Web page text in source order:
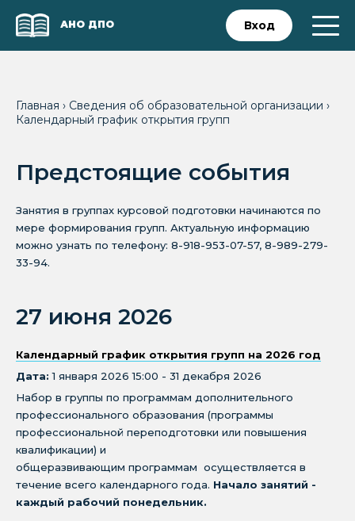
АНО ДПО Вход
Главная › Сведения об образовательной организации ›
Календарный график открытия групп
Предстоящие события
Занятия в группах курсовой подготовки начинаются по
мере формирования групп. Актуальную информацию
можно узнать по телефону: 8-918-953-07-57, 8-989-279-
33-94.
27 июня 2026
Календарный график открытия групп на 2026 год
Дата: 1 января 2026 15:00 - 31 декабря 2026
Набор в группы по программам дополнительного
профессионального образования (программы
профессиональной переподготовки или повышения
квалификации) и
общеразвивающим программам осуществляется в
течение всего календарного года. Начало занятий -
каждый рабочий понедельник.